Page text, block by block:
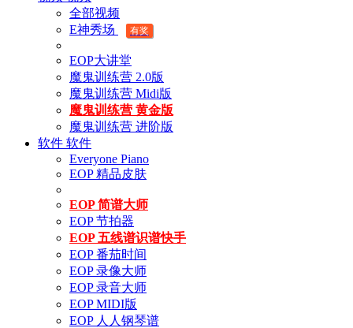
全部视频
E神秀场
有奖
EOP大讲堂
魔鬼训练营 2.0版
魔鬼训练营 Midi版
魔鬼训练营 黄金版
魔鬼训练营 进阶版
软件 软件
Everyone Piano
EOP 精品皮肤
EOP 简谱大师
EOP 节拍器
EOP 五线谱识谱快手
EOP 番茄时间
EOP 录像大师
EOP 录音大师
EOP MIDI版
EOP 人人钢琴谱